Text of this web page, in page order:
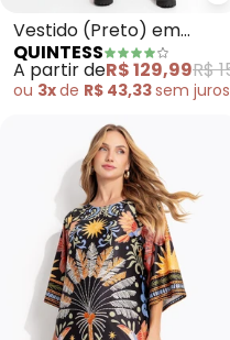
Vestido (Preto) em
Tecido de Nylon
QUINTESS
A partir deR$ 129,99R$
ou 3xde R$ 43,33sem juros